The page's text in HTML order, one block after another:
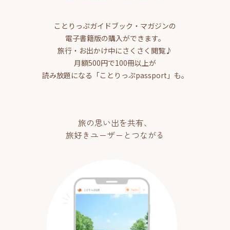
ことりっぷガイドブック・マガジンの
電子書籍版の購入ができます。
旅行・お出かけ中にさくさく閲覧♪
月額500円で100冊以上が
読み放題になる「ことりっぷpassport」も。
旅の思い出を共有、
旅好きユーザーとつながる